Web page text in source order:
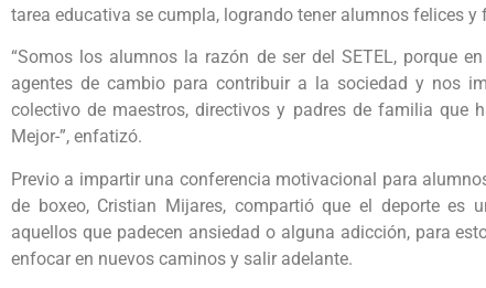
tarea educativa se cumpla, logrando tener alumnos felices y
“Somos los alumnos la razón de ser del SETEL, porque
agentes de cambio para contribuir a la sociedad y nos
colectivo de maestros, directivos y padres de familia que
Mejor-”, enfatizó.
Previo a impartir una conferencia motivacional para
de boxeo, Cristian Mijares, compartió que el deporte es
aquellos que padecen ansiedad o alguna adicción, para
enfocar en nuevos caminos y salir adelante.